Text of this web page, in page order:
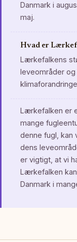
Danmark i
maj.
Hvad er
Lærkefalkens
leveområder
Lærkefalken er
mange
denne fugl, kan
dens
er vigtigt, at vi
Lærkefalken
Danmark i